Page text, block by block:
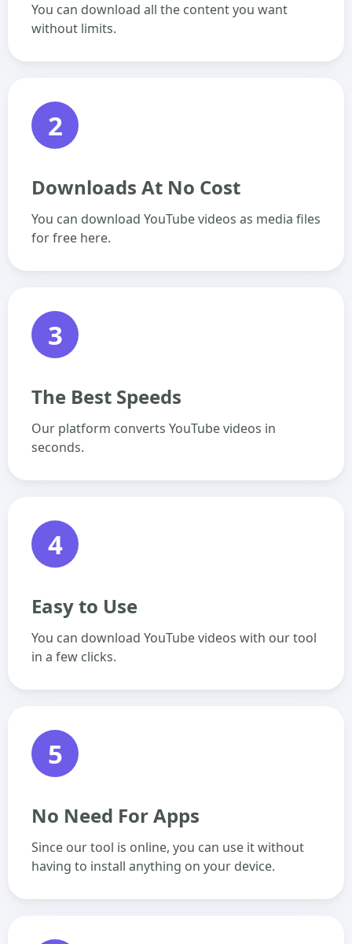
You can download all the content you want
without limits.
2
Downloads At No Cost
You can download YouTube videos as media files
for free here.
3
The Best Speeds
Our platform converts YouTube videos in
seconds.
4
Easy to Use
You can download YouTube videos with our tool
in a few clicks.
5
No Need For Apps
Since our tool is online, you can use it without
having to install anything on your device.